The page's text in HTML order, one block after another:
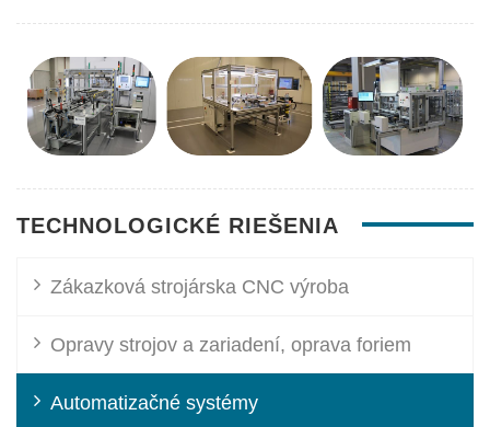
TECHNOLOGICKÉ RIEŠENIA
Zákazková strojárska CNC výroba
Opravy strojov a zariadení, oprava foriem
Automatizačné systémy